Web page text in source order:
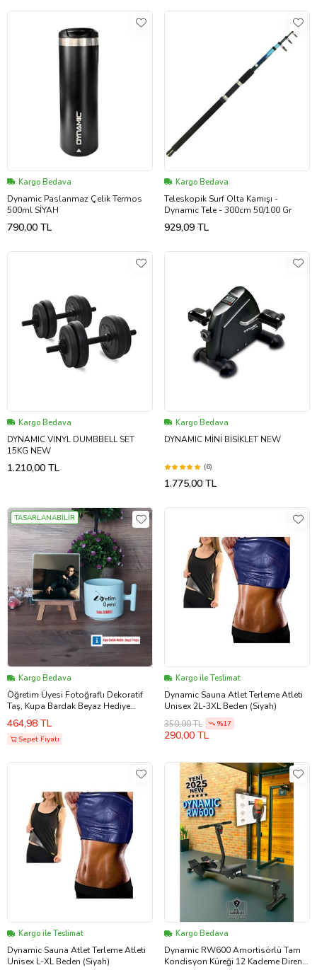
Kargo Bedava
Dynamic Paslanmaz Çelik Termos
500ml SİYAH
790,00 TL
Kargo Bedava
Teleskopik Surf Olta Kamışı -
Dynamic Tele - 300cm 50/100 Gr
929,09 TL
Kargo Bedava
DYNAMIC VINYL DUMBBELL SET
15KG NEW
1.210,00 TL
Kargo Bedava
DYNAMIC MİNİ BİSİKLET NEW
(6)
1.775,00 TL
TASARLANABİLİR
Kargo Bedava
Öğretim Üyesi Fotoğraflı Dekoratif
Taş, Kupa Bardak Beyaz Hediye
Öğretmenler Günü Hediyesi (Model
12)
464,98 TL
Sepet Fiyatı
Kargo ile Teslimat
Dynamic Sauna Atlet Terleme Atleti
Unisex 2L-3XL Beden (Siyah)
350,00 TL
%17
290,00 TL
Kargo ile Teslimat
Dynamic Sauna Atlet Terleme Atleti
Unisex L-XL Beden (Siyah)
Kargo Bedava
Dynamic RW600 Amortisörlü Tam
Kondisyon Küreği 12 Kademe Direnç